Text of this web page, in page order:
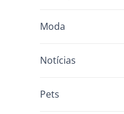
Moda
Notícias
Pets